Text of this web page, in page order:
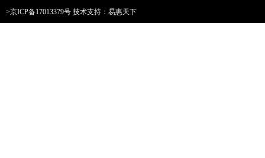
>京ICP备17013379号 技术支持：易惠天下